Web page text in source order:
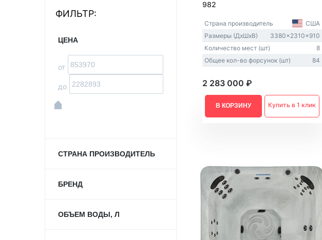
Акриловые
ФИЛЬТР:
ЦЕНА
от
до
СТРАНА ПРОИЗВОДИТЕЛЬ
БРЕНД
ОБЪЕМ ВОДЫ, Л
982
Страна производитель
США
Размеры (ДxШxВ)
3380x2310x910
Количество мест (шт)
8
Общее кол-во форсунок (шт)
84
2 283 000 ₽
В КОРЗИНУ Купить в 1 клик